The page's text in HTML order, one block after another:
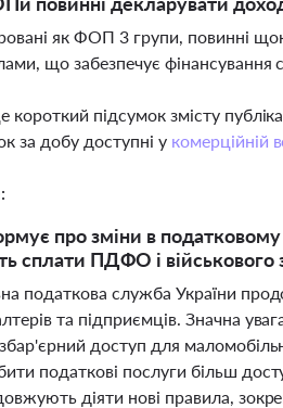
як ФОП 3 групи, повинні
що забезпечує фінансування
підсумок змісту
за добу доступні у комерційній
про зміни в податковому
сплати ПДФО і військового
податкова служба України
та підприємців. Значна
доступ для
податкові послуги більш
діяти нові правила,